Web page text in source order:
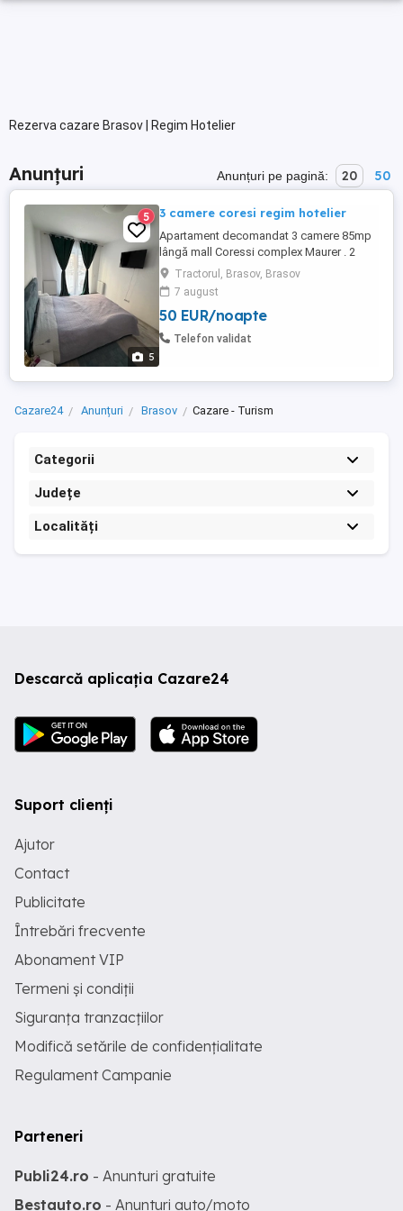
Rezerva cazare Brasov | Regim Hotelier
Anunțuri Anunțuri pe pagină: 20 50
5
5 3 camere coresi regim hotelier
Apartament decomandat 3 camere 85mp
lângă mall Coressi complex Maurer . 2
dormitoare 1 living Bucătărie Balcon 2 bai.
Prețul este in funcție de numărul de zile de
cazare. Maxim 6 persoane Parcare gratuita
Contact la telefon sau whatapp
Tractorul, Brasov, Brasov
7 august
50 EUR/noapte
Telefon validat
Cazare24 Anunțuri Brasov Cazare - Turism
Categorii
Județe
Localități
Descarcă aplicația Cazare24
Suport clienți
Ajutor
Contact
Publicitate
Întrebări frecvente
Abonament VIP
Termeni și condiții
Siguranța tranzacțiilor
Modifică setările de confidențialitate
Regulament Campanie
Parteneri
Publi24.ro - Anunturi gratuite
Bestauto.ro - Anunturi auto/moto